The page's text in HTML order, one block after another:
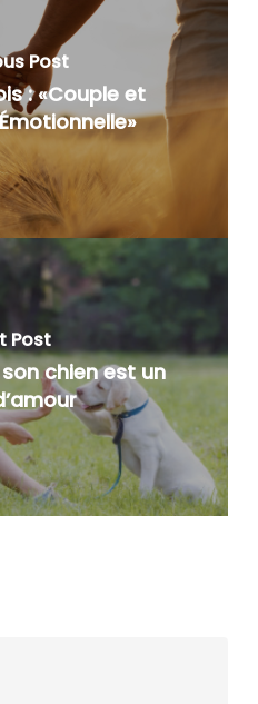
Post
: «Couple et
Post
chien est un